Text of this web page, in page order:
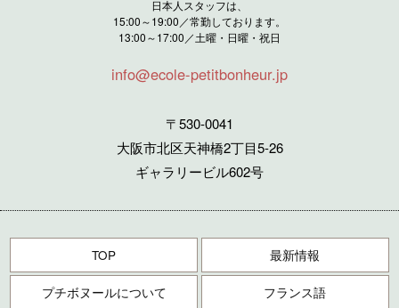
日本人スタッフは、
15:00～19:00／常勤しております。
13:00～17:00／土曜・日曜・祝日
info@ecole-petitbonheur.jp
〒530-0041
大阪市北区天神橋2丁目5-26
ギャラリービル602号
TOP 最新情報
プチボヌールについて フランス語